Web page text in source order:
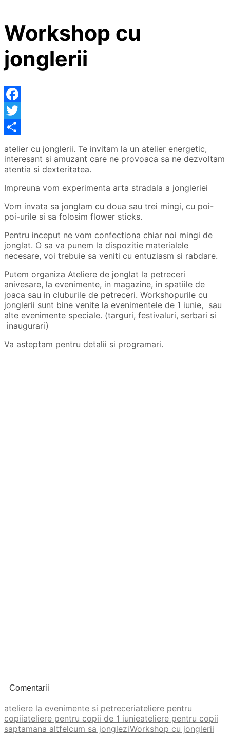
Workshop cu
jonglerii
Facebook
Twitter
Partajează
atelier cu jonglerii. Te invitam la un atelier energetic,
interesant si amuzant care ne provoaca sa ne dezvoltam
atentia si dexteritatea.
Impreuna vom experimenta arta stradala a jongleriei
Vom invata sa jonglam cu doua sau trei mingi, cu poi-
poi-urile si sa folosim flower sticks.
Pentru inceput ne vom confectiona chiar noi mingi de
jonglat. O sa va punem la dispozitie materialele
necesare, voi trebuie sa veniti cu entuziasm si rabdare.
Putem organiza Ateliere de jonglat la petreceri
anivesare, la evenimente, in magazine, in spatiile de
joaca sau in cluburile de petreceri. Workshopurile cu
jonglerii sunt bine venite la evenimentele de 1 iunie, sau
alte evenimente speciale. (targuri, festivaluri, serbari si
inaugurari)
Va asteptam pentru detalii si programari.
Comentarii
ateliere la evenimente si petreceriateliere pentru
copiiateliere pentru copii de 1 iunieateliere pentru copii
saptamana altfelcum sa jongleziWorkshop cu jonglerii